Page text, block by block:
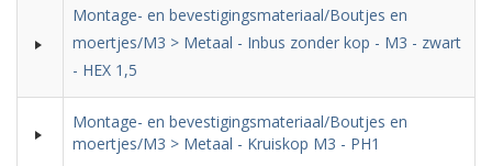
Montage- en bevestigingsmateriaal/Boutjes en
moertjes/M3 > Metaal - Inbus zonder kop - M3 - zwart
- HEX 1,5
Montage- en bevestigingsmateriaal/Boutjes en
moertjes/M3 > Metaal - Kruiskop M3 - PH1